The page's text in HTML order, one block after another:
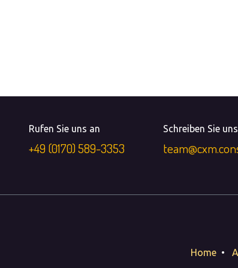
Rufen Sie uns an
+49 (0170) 589-3353
Schreiben Sie
Home •